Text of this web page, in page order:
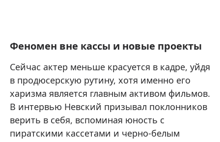
Феномен вне кассы и новые проекты
Сейчас актер меньше красуется в кадре, уйдя
в продюсерскую рутину, хотя именно его
харизма является главным активом фильмов.
В интервью Невский призывал поклонников
верить в себя, вспоминая юность с
пиратскими кассетами и черно-белым